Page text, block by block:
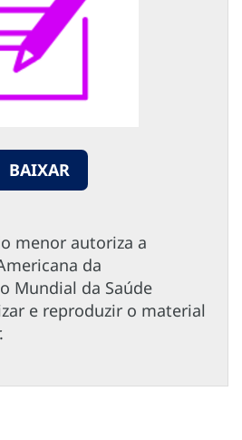
BAIXAR
menor autoriza a
da
Mundial da Saúde
e reproduzir o material